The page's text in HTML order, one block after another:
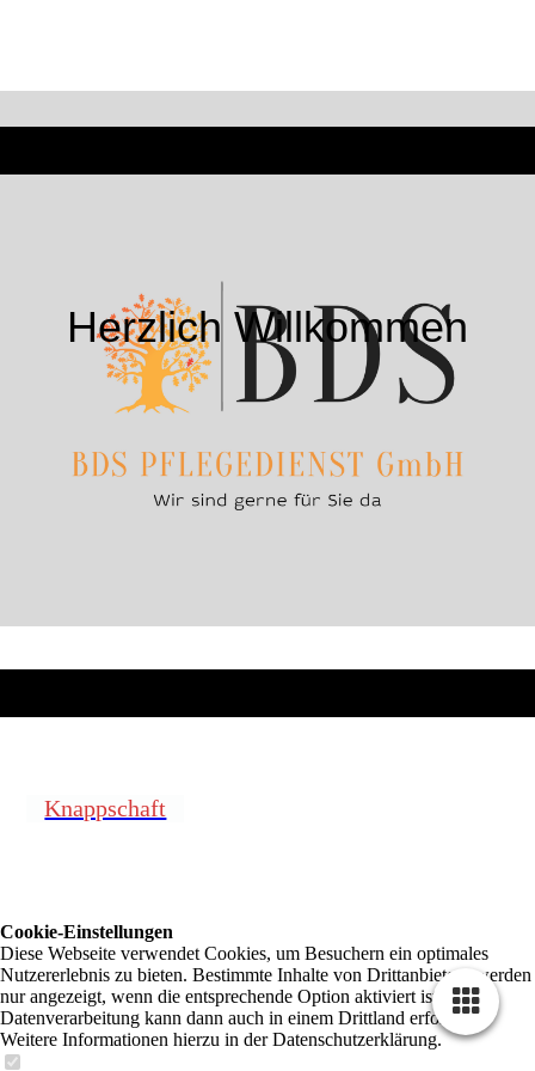
Herzlich Willkommen
Knappschaft
Cookie-Einstellungen
Diese Webseite verwendet Cookies, um Besuchern ein optimales
Nutzererlebnis zu bieten. Bestimmte Inhalte von Drittanbietern werden
nur angezeigt, wenn die entsprechende Option aktiviert ist. Die
Datenverarbeitung kann dann auch in einem Drittland erfolgen.
Weitere Informationen hierzu in der Datenschutzerklärung.